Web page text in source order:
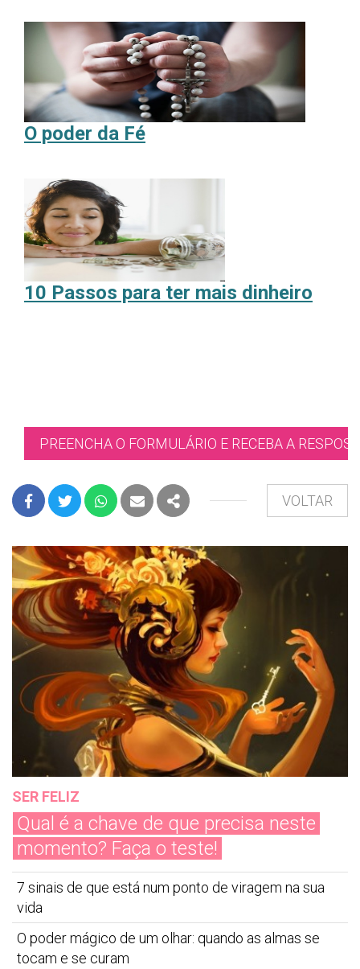
O poder da Fé
10 Passos para ter mais dinheiro
PREENCHA O FORMULÁRIO E RECEBA A
FACEBOOK
TWITTERWHATSAPP
E-MAILPARTILHAR
VOLTAR
SER FELIZ
Qual é a chave de que precisa neste
momento? Faça o teste!
7 sinais de que está num ponto de viragem na sua
vida
O poder mágico de um olhar: quando as almas se
tocam e se curam